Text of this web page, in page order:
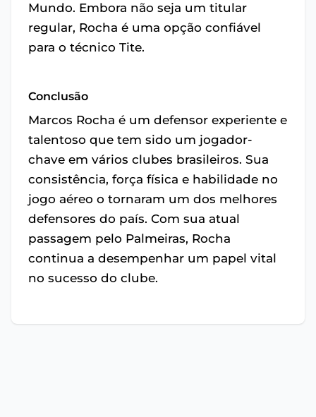
Mundo. Embora não seja um titular
regular, Rocha é uma opção confiável
para o técnico Tite.
Conclusão
Marcos Rocha é um defensor experiente e
talentoso que tem sido um jogador-
chave em vários clubes brasileiros. Sua
consistência, força física e habilidade no
jogo aéreo o tornaram um dos melhores
defensores do país. Com sua atual
passagem pelo Palmeiras, Rocha
continua a desempenhar um papel vital
no sucesso do clube.